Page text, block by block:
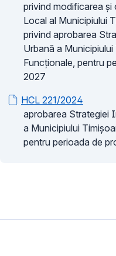
privind modificarea și
Local al Municipiului
privind aprobarea
Urbană a
Funcționale, pentru
2027
HCL 221/2024
aprobarea Strategiei
a Municipiului
pentru perioada de